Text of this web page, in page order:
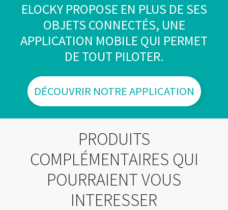
ELOCKY PROPOSE EN PLUS DE SES
OBJETS CONNECTÉS, UNE
APPLICATION MOBILE QUI PERMET
DE TOUT PILOTER.
DÉCOUVRIR NOTRE APPLICATION
PRODUITS
COMPLÉMENTAIRES QUI
POURRAIENT VOUS
INTERESSER